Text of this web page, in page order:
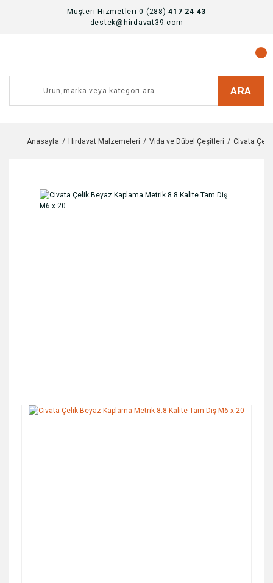
Müşteri Hizmetleri 0 (288)417 24 43
destek@hirdavat39.com
ARA
Anasayfa Hırdavat Malzemeleri Vida ve Dübel Çeşitleri Civata